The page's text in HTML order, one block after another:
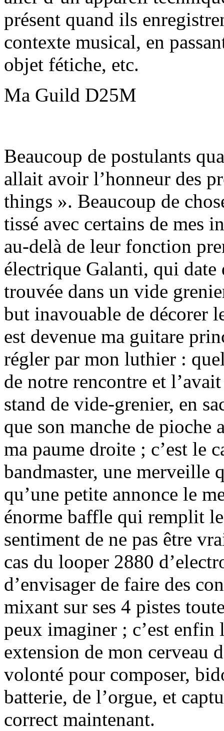
présent quand ils
contexte musical, en
objet fétiche, etc.
Ma Guild D25M
Beaucoup de postulants
allait avoir l’honneur des
things ». Beaucoup de
tissé avec certains de mes
au-delà de leur fonction
électrique Galanti, qui date
trouvée dans un vide
but inavouable de décorer
est devenue ma guitare
régler par mon luthier :
de notre rencontre et
stand de vide-grenier, en
que son manche de
ma paume droite ; c’est le
bandmaster, une merveille
qu’une petite annonce le
énorme baffle qui remplit
sentiment de ne pas être
cas du looper 2880
d’envisager de faire des
mixant sur ses 4 pistes
peux imaginer ; c’est
extension de mon cerveau
volonté pour composer,
batterie, de l’orgue, et
correct maintenant.